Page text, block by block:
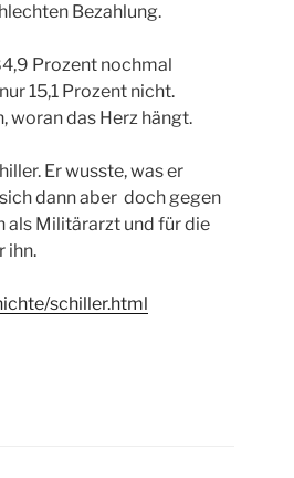
Bezahlung.
Prozent nochmal
15,1 Prozent nicht.
woran das Herz hängt.
Er wusste, was er
dann aber doch gegen
als Militärarzt und für die
ihn.
schiller.html